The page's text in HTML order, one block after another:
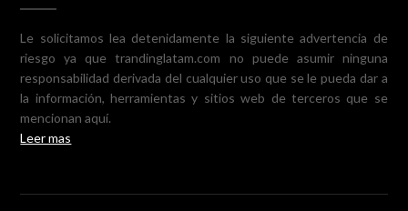
Le solicitamos lea detenidamente la siguiente advertencia de
riesgo ya que trandinglatam.com no puede asumir ninguna
responsabilidad derivada del cualquier uso que se le pueda dar a
la información, herramientas y sitios web de terceros que se
mencionan aquí.
Leer mas